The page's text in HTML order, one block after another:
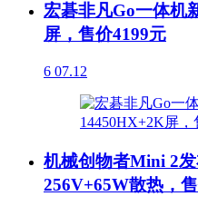
宏碁非凡Go一体机
屏，售价4199元
6 07.12
机械创物者Mini 2
256V+65W散热，